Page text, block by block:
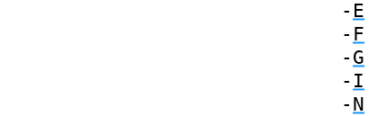
- E
- F
- G
- I
- N